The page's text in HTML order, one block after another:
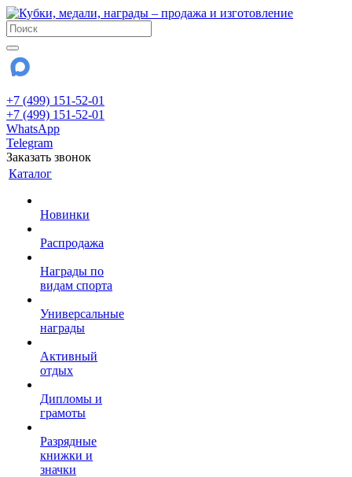
+7 (499) 151-52-01
+7 (499) 151-52-01
WhatsApp
Telegram
Заказать звонок
Каталог
Новинки
Распродажа
Награды по
видам спорта
Универсальные
награды
Активный
отдых
Дипломы и
грамоты
Разрядные
книжки и
значки